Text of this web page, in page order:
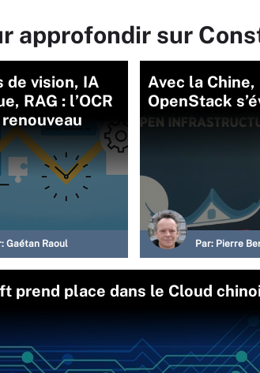
approfondir sur
de vision, IA
RAG : l’OCR
Gaétan Raoul
Avec la Chine,
OpenStack
Par: Pierre
prend place dans le Cloud